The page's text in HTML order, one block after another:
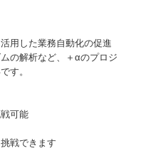
用した業務自動化の促進
の解析など、＋αのプロジ
す。
可能
戦できます